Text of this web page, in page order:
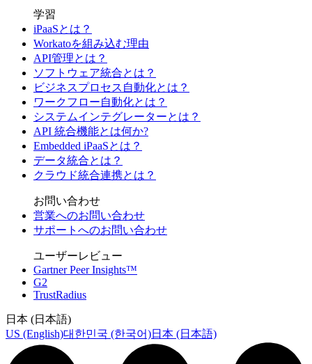
学習
iPaaSとは？
Workatoを組み込む理由
API管理とは？
ソフトウェア統合とは？
ビジネスプロセス自動化とは？
ワークフロー自動化とは？
システムインテグレーターとは？
API 統合機能とは何か?
Embedded iPaaSとは？
データ統合とは？
クラウド統合連携とは？
お問い合わせ
営業へのお問い合わせ
サポートへのお問い合わせ
ユーザーレビュー
Gartner Peer Insights™
G2
TrustRadius
日本 (日本語)
US (English)대한민국 (한국어)日本 (日本語)